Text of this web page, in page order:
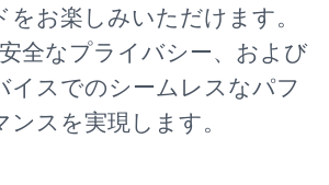
をお楽しみいただけます。
全なプライバシー、および
イスでのシームレスなパフ
ンスを実現します。